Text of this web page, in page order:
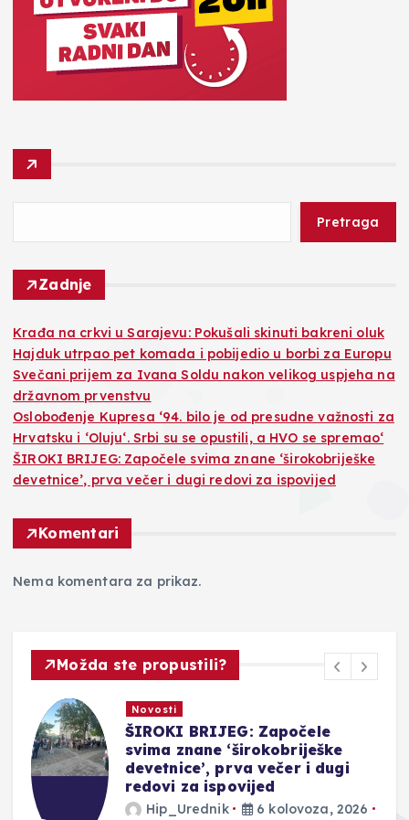
Pretraga
Zadnje
Krađa na crkvi u Sarajevu: Pokušali skinuti bakreni oluk
Hajduk utrpao pet komada i pobijedio u borbi za Europu
Svečani prijem za Ivana Soldu nakon velikog uspjeha na
državnom prvenstvu
Oslobođenje Kupresa ‘94. bilo je od presudne važnosti za
Hrvatsku i ‘Oluju‘. Srbi su se opustili, a HVO se spremao‘
ŠIROKI BRIJEG: Započele svima znane ‘širokobriješke
devetnice’, prva večer i dugi redovi za ispovijed
Komentari
Nema komentara za prikaz.
Možda ste propustili?
Novosti
ŠIROKI BRIJEG: Započele
svima znane ‘širokobriješke
devetnice’, prva večer i dugi
redovi za ispovijed
Hip_Urednik 6 kolovoza, 2026